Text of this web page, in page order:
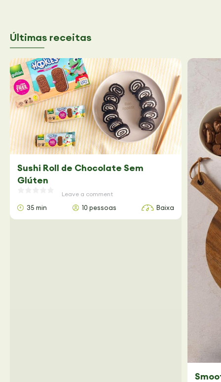
Últimas receitas
Sushi Roll de Chocolate Sem
Glúten
Leave a comment
35 min 10 pessoas Baixa